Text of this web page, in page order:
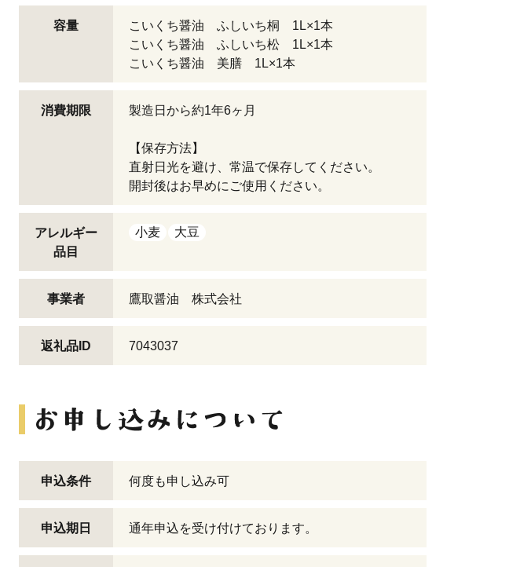
容量
こいくち醤油 ふしいち桐 1L×1本
こいくち醤油 ふしいち松 1L×1本
こいくち醤油 美膳 1L×1本
消費期限 製造日から約1年6ヶ月
【保存方法】
直射日光を避け、常温で保存してください。
開封後はお早めにご使用ください。
アレルギー
品目
小麦 大豆
事業者 鷹取醤油 株式会社
返礼品ID 7043037
申込条件 何度も申し込み可
申込期日 通年申込を受け付けております。